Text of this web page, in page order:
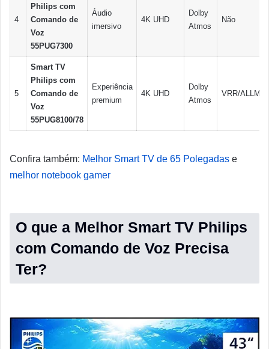
4
Philips com
Comando de
Voz
55PUG7300
Áudio
imersivo
4K UHD
Dolby
Atmos
Não
5
Smart TV
Philips com
Comando de
Voz
55PUG8100/78
Experiência
premium
4K UHD
Dolby
Atmos
VRR/ALLM
Confira também: Melhor Smart TV de 65 Polegadas e
melhor notebook gamer
O que a Melhor Smart TV Philips
com Comando de Voz Precisa
Ter?